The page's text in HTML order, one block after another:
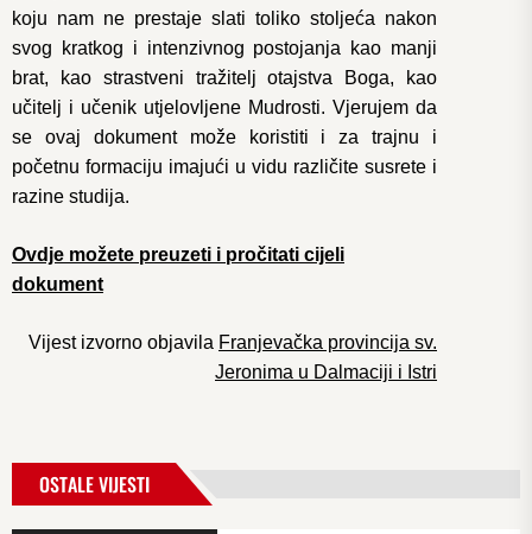
koju nam ne prestaje slati toliko stoljeća nakon
svog kratkog i intenzivnog postojanja kao manji
brat, kao strastveni tražitelj otajstva Boga, kao
učitelj i učenik utjelovljene Mudrosti. Vjerujem da
se ovaj dokument može koristiti i za trajnu i
početnu formaciju imajući u vidu različite susrete i
razine studija.
Ovdje možete preuzeti i pročitati cijeli
dokument
Vijest izvorno objavila Franjevačka provincija sv.
Jeronima u Dalmaciji i Istri
OSTALE VIJESTI